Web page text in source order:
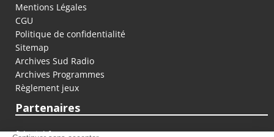
Mentions Légales
CGU
Politique de confidentialité
Sitemap
Archives Sud Radio
Archives Programmes
Règlement jeux
Partenaires
fiducial.fr